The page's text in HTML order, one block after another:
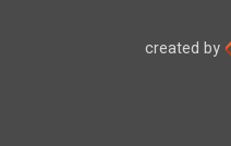
created by